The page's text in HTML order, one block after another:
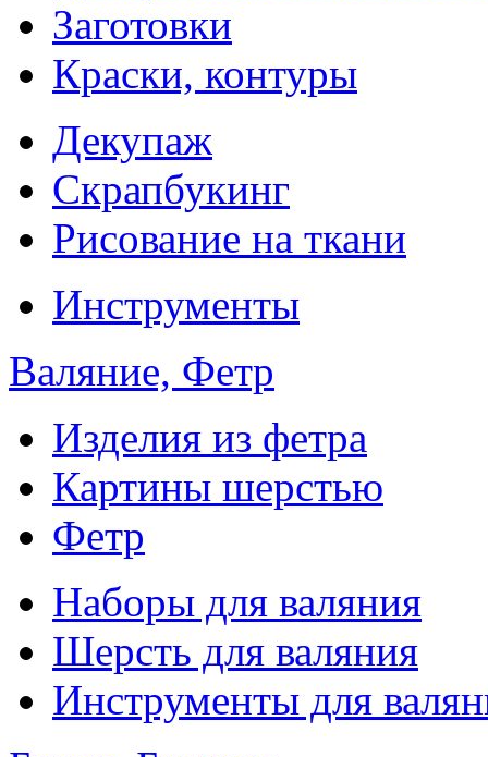
Заготовки
Краски, контуры
Декупаж
Скрапбукинг
Рисование на ткани
Инструменты
Валяние, Фетр
Изделия из фетра
Картины шерстью
Фетр
Наборы для валяния
Шерсть для валяния
Инструменты для